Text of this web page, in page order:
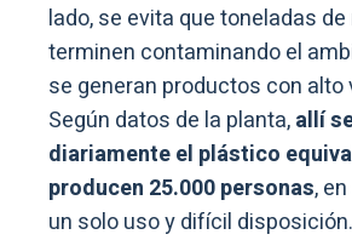
lado, se evita que toneladas
terminen contaminando el
se generan productos con alto
Según datos de la planta,allí
diariamente el plástico
producen 25.000 personas,
un solo uso y difícil disposición.